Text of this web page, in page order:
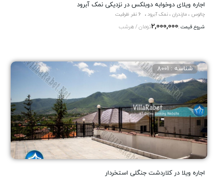
اجاره ویلای دوخوابه دوبلکس در نزدیکی نمک آبرود
چالوس ، مازندران ، نمک آبرود
6 نفر ظرفیت
شروع قیمت :2,000,000تومان / هرشب
اجاره ویلا در کلاردشت جنگلی استخردار
شناسه : 8001